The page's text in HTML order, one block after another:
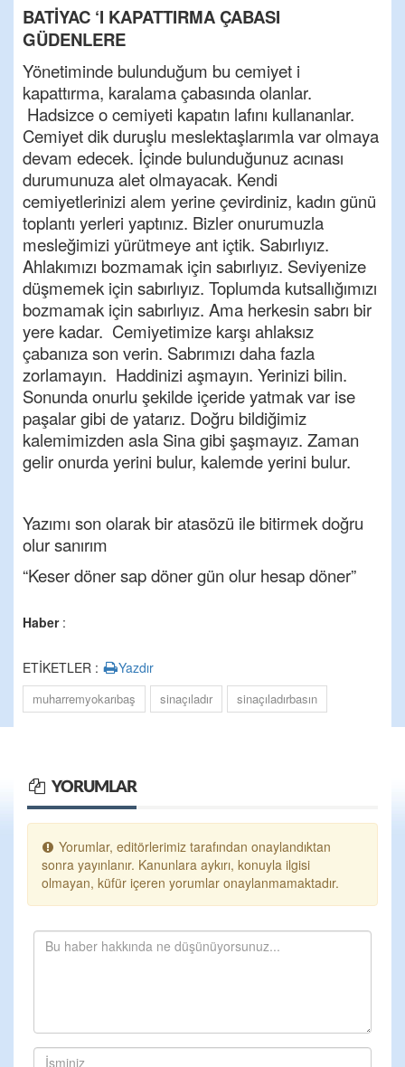
BATİYAC ‘I KAPATTIRMA ÇABASI
GÜDENLERE
Yönetiminde bulunduğum bu cemiyet i
kapattırma, karalama çabasında olanlar.
Hadsizce o cemiyeti kapatın lafını kullananlar.
Cemiyet dik duruşlu meslektaşlarımla var olmaya
devam edecek. İçinde bulunduğunuz acınası
durumunuza alet olmayacak. Kendi
cemiyetlerinizi alem yerine çevirdiniz, kadın günü
toplantı yerleri yaptınız. Bizler onurumuzla
mesleğimizi yürütmeye ant içtik. Sabırlıyız.
Ahlakımızı bozmamak için sabırlıyız. Seviyenize
düşmemek için sabırlıyız. Toplumda kutsallığımızı
bozmamak için sabırlıyız. Ama herkesin sabrı bir
yere kadar. Cemiyetimize karşı ahlaksız
çabanıza son verin. Sabrımızı daha fazla
zorlamayın. Haddinizi aşmayın. Yerinizi bilin.
Sonunda onurlu şekilde içeride yatmak var ise
paşalar gibi de yatarız. Doğru bildiğimiz
kalemimizden asla Sina gibi şaşmayız. Zaman
gelir onurda yerini bulur, kalemde yerini bulur.
Yazımı son olarak bir atasözü ile bitirmek doğru
olur sanırım
“Keser döner sap döner gün olur hesap döner”
Haber:
ETİKETLER : Yazdır
muharremyokarıbaş sinaçıladır sinaçıladırbasın
YORUMLAR
Yorumlar, editörlerimiz tarafından onaylandıktan
sonra yayınlanır. Kanunlara aykırı, konuyla ilgisi
olmayan, küfür içeren yorumlar onaylanmamaktadır.